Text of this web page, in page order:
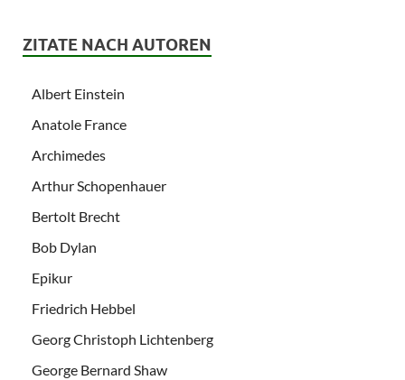
ZITATE NACH AUTOREN
Albert Einstein
Anatole France
Archimedes
Arthur Schopenhauer
Bertolt Brecht
Bob Dylan
Epikur
Friedrich Hebbel
Georg Christoph Lichtenberg
George Bernard Shaw